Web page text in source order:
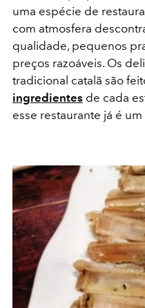
uma espécie de
com atmosfera
qualidade, pequenos
preços razoáveis. Os
tradicional catalã são
ingredientes de cada
esse restaurante já é um